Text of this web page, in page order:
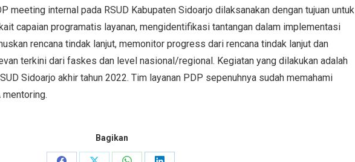
meeting internal pada RSUD Kabupaten Sidoarjo dilaksanakan dengan tujuan untuk
capaian programatis layanan, mengidentifikasi tantangan dalam implementasi
rencana tindak lanjut, memonitor progress dari rencana tindak lanjut dan
terkini dari faskes dan level nasional/regional. Kegiatan yang dilakukan adalah
Sidoarjo akhir tahun 2022. Tim layanan PDP sepenuhnya sudah memahami
mentoring.
Bagikan